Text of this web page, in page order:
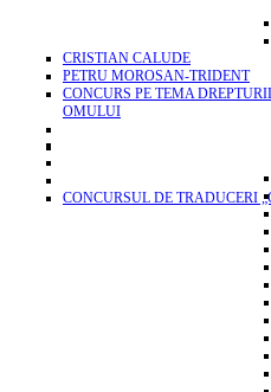
CRISTIAN CALUDE
PETRU MOROSAN-TRIDENT
CONCURS PE TEMA
OMULUI
CONCURSUL DE TRADUCERI